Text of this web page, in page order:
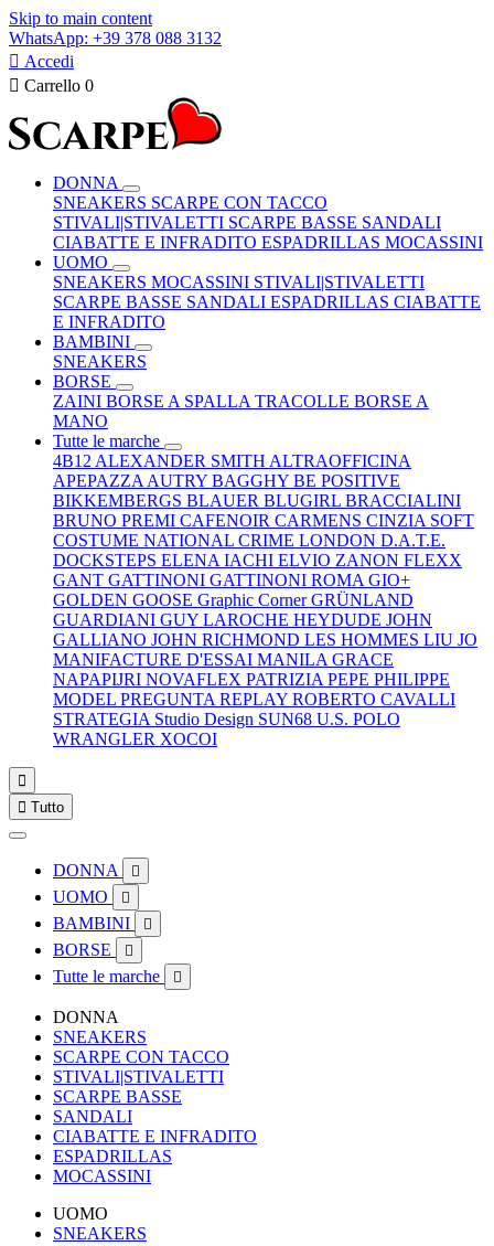
Skip to main content
WhatsApp: +39 378 088 3132
 Accedi
 Carrello 0
DONNA
SNEAKERS SCARPE CON TACCO
STIVALI|STIVALETTI SCARPE BASSE SANDALI
CIABATTE E INFRADITO ESPADRILLAS MOCASSINI
UOMO
SNEAKERS MOCASSINI STIVALI|STIVALETTI
SCARPE BASSE SANDALI ESPADRILLAS CIABATTE
E INFRADITO
BAMBINI
SNEAKERS
BORSE
ZAINI BORSE A SPALLA TRACOLLE BORSE A
MANO
Tutte le marche
4B12 ALEXANDER SMITH ALTRAOFFICINA
APEPAZZA AUTRY BAGGHY BE POSITIVE
BIKKEMBERGS BLAUER BLUGIRL BRACCIALINI
BRUNO PREMI CAFENOIR CARMENS CINZIA SOFT
COSTUME NATIONAL CRIME LONDON D.A.T.E.
DOCKSTEPS ELENA IACHI ELVIO ZANON FLEXX
GANT GATTINONI GATTINONI ROMA GIO+
GOLDEN GOOSE Graphic CornerGRÜNLAND
GUARDIANI GUY LAROCHE HEYDUDE JOHN
GALLIANO JOHN RICHMOND LES HOMMES LIU JO
MANIFACTURE D'ESSAI MANILA GRACE
NAPAPIJRI NOVAFLEX PATRIZIA PEPE PHILIPPE
MODEL PREGUNTA REPLAY ROBERTO CAVALLI
STRATEGIA Studio Design SUN68 U.S. POLO
WRANGLER XOCOI

 Tutto
DONNA 
UOMO 
BAMBINI 
BORSE 
Tutte le marche 
DONNA
SNEAKERS
SCARPE CON TACCO
STIVALI|STIVALETTI
SCARPE BASSE
SANDALI
CIABATTE E INFRADITO
ESPADRILLAS
MOCASSINI
UOMO
SNEAKERS